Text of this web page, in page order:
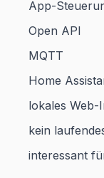
App-
Open API
MQTT
Home
lokales Web-
kein
interessant